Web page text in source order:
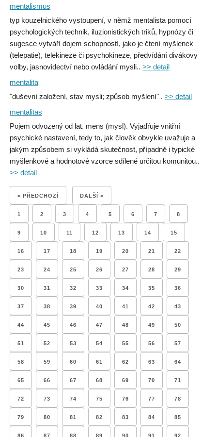
mentalismus
typ kouzelnického vystoupení, v němž mentalista pomocí
psychologických technik, iluzionistických triků, hypnózy či
sugesce vytváří dojem schopností, jako je čtení myšlenek
(telepatie), telekineze či psychokineze, předvídání divákovy
volby, jasnovidectví nebo ovládání mysli.. >> detail
mentalita
"duševní založení, stav mysli; způsob myšlení" . >> detail
mentalitas
Pojem odvozený od lat. mens (mysl). Vyjadřuje vnitřní
psychické nastavení, tedy to, jak člověk obvykle uvažuje a
jakým způsobem si vykládá skutečnost, případně i typické
myšlenkové a hodnotové vzorce sdílené určitou komunitou..
>> detail
< PŘEDCHOZÍ DALŠÍ >
1 2 3 4 5 6 7 8
9 10 11 12 13 14 15
16 17 18 19 20 21 22
23 24 25 26 27 28 29
30 31 32 33 34 35 36
37 38 39 40 41 42 43
44 45 46 47 48 49 50
51 52 53 54 55 56 57
58 59 60 61 62 63 64
65 66 67 68 69 70 71
72 73 74 75 76 77 78
79 80 81 82 83 84 85
86 87 88 89 90 91 92